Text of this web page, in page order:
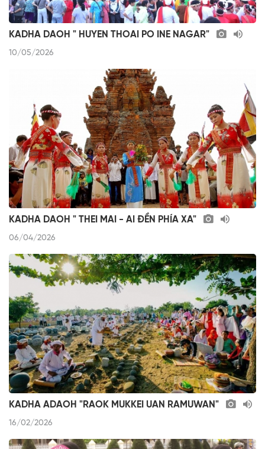
KADHA DAOH " HUYEN THOAI PO INE NAGAR"
10/05/2026
KADHA DAOH " THEI MAI - AI ĐỀN PHÍA XA"
06/04/2026
KADHA ADAOH "RAOK MUKKEI UAN RAMUWAN"
16/02/2026